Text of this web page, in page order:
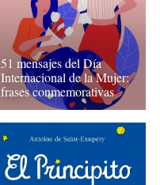
51 mensajes del Día
Internacional de la Mujer:
frases conmemorativas